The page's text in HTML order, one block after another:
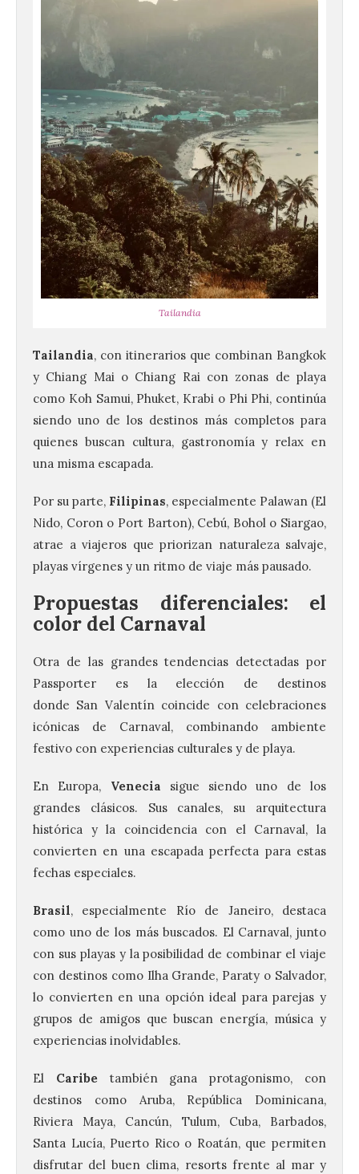
Tailandia
Tailandia, con itinerarios que combinan Bangkok
y Chiang Mai o Chiang Rai con zonas de playa
como Koh Samui, Phuket, Krabi o Phi Phi, continúa
siendo uno de los destinos más completos para
quienes buscan cultura, gastronomía y relax en
una misma escapada.
Por su parte, Filipinas, especialmente Palawan (El
Nido, Coron o Port Barton), Cebú, Bohol o Siargao,
atrae a viajeros que priorizan naturaleza salvaje,
playas vírgenes y un ritmo de viaje más pausado.
Propuestas diferenciales: el
color del Carnaval
Otra de las grandes tendencias detectadas por
Passporter es la elección de destinos
donde San Valentín coincide con celebraciones
icónicas de Carnaval, combinando ambiente
festivo con experiencias culturales y de playa.
En Europa, Venecia sigue siendo uno de los
grandes clásicos. Sus canales, su arquitectura
histórica y la coincidencia con el Carnaval, la
convierten en una escapada perfecta para estas
fechas especiales.
Brasil, especialmente Río de Janeiro, destaca
como uno de los más buscados. El Carnaval, junto
con sus playas y la posibilidad de combinar el viaje
con destinos como Ilha Grande, Paraty o Salvador,
lo convierten en una opción ideal para parejas y
grupos de amigos que buscan energía, música y
experiencias inolvidables.
El Caribetambién gana protagonismo, con
destinos como Aruba, República Dominicana,
Riviera Maya, Cancún, Tulum, Cuba, Barbados,
Santa Lucía, Puerto Rico o Roatán, que permiten
disfrutar del buen clima, resorts frente al mar y